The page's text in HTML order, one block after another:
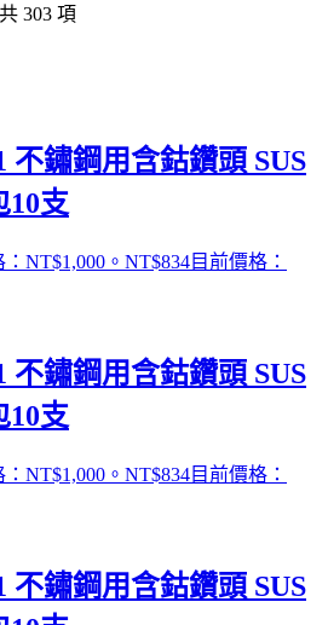
303 項
不鏽鋼用含鈷鑽頭 SUS
10支
NT$1,000。 NT$834目前價格：
不鏽鋼用含鈷鑽頭 SUS
10支
NT$1,000。 NT$834目前價格：
不鏽鋼用含鈷鑽頭 SUS